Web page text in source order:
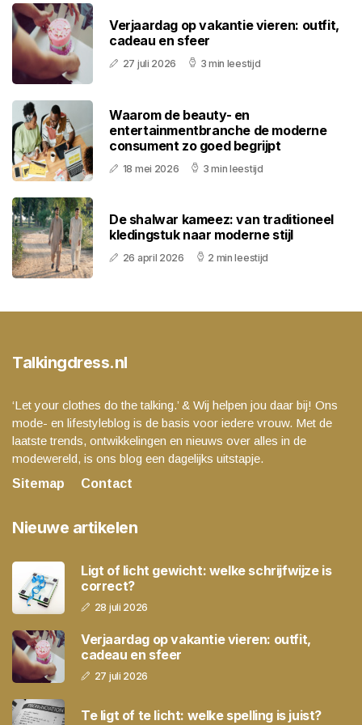
Verjaardag op vakantie vieren: outfit,
cadeau en sfeer
27 juli 2026 3 min leestijd
Waarom de beauty- en
entertainmentbranche de moderne
consument zo goed begrijpt
18 mei 2026 3 min leestijd
De shalwar kameez: van traditioneel
kledingstuk naar moderne stijl
26 april 2026 2 min leestijd
Talkingdress.nl
‘Let your clothes do the talking.’ & Wij helpen jou daar bij! Ons
mode- en lifestyleblog is de basis voor iedere vrouw. Met de
laatste trends, ontwikkelingen en nieuws over alles in de
modewereld, is ons blog een dagelijks uitstapje.
Sitemap
Contact
Nieuwe artikelen
Ligt of licht gewicht: welke schrijfwijze is
correct?
28 juli 2026
Verjaardag op vakantie vieren: outfit,
cadeau en sfeer
27 juli 2026
Te ligt of te licht: welke spelling is juist?